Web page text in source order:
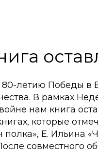
80-летию Победы в
В рамках
нам книга
которые
Е. Ильина
совместного